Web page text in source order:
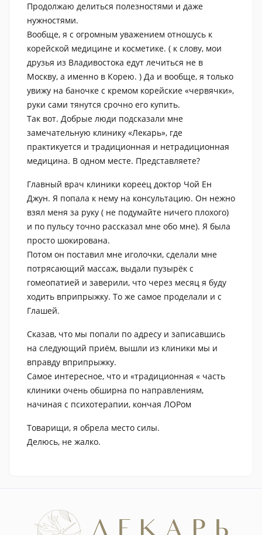
Продолжаю делиться полезностями и даже
нужностями.
Вообще, я с огромным уважением отношусь к
корейской медицине и косметике. ( к слову, мои
друзья из Владивостока едут лечиться не в
Москву, а именно в Корею. ) Да и вообще, я только
увижу на баночке с кремом корейские «червячки»,
руки сами тянутся срочно его купить.
Так вот. Добрые люди подсказали мне
замечательную клинику «Лекарь», где
практикуется и традиционная и нетрадиционная
медицина. В одном месте. Представляете?
Главный врач клиники кореец доктор Чой Ен
Джун. Я попала к нему на консультацию. Он нежно
взял меня за руку ( не подумайте ничего плохого)
и по пульсу точно рассказал мне обо мне). Я была
просто шокирована.
Потом он поставил мне иголочки, сделали мне
потрясающий массаж, выдали пузырёк с
гомеопатией и заверили, что через месяц я буду
ходить вприпрыжку. То же самое проделали и с
Глашей.
Сказав, что мы попали по адресу и записавшись
на следующий приём, вышли из клиники мы и
вправду вприпрыжку.
Самое интересное, что и «традиционная « часть
клиники очень обширна по направлениям,
начиная с психотерапии, кончая ЛОРом
Товарищи, я обрела место силы.
Делюсь, не жалко.